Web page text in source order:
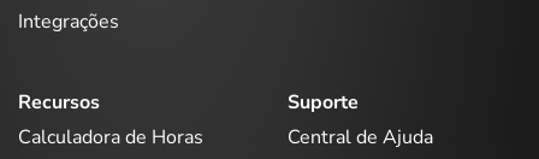
Integrações
Recursos
Calculadora de Horas
Suporte
Central de Ajuda